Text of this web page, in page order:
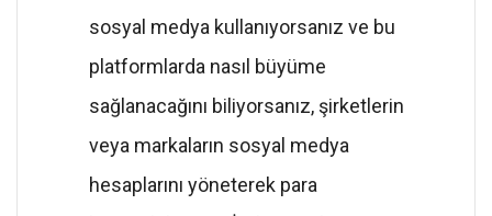
sosyal medya kullanıyorsanız ve bu
platformlarda nasıl büyüme
sağlanacağını biliyorsanız, şirketlerin
veya markaların sosyal medya
hesaplarını yöneterek para